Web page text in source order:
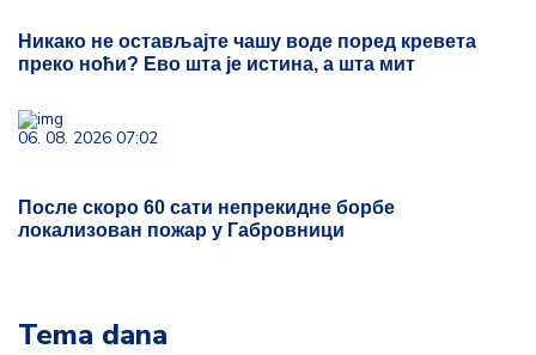
Никако не остављајте чашу воде поред кревета
преко ноћи? Ево шта је истина, а шта мит
06. 08. 2026 07:02
После скоро 60 сати непрекидне борбе
локализован пожар у Габровници
Tema dana